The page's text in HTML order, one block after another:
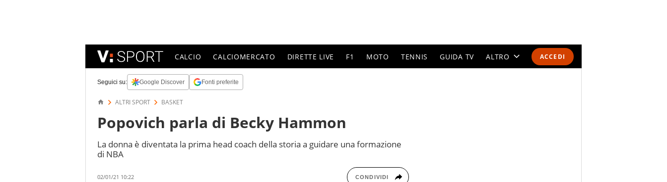
ACCEDI
CALCIO CALCIOMERCATO DIRETTE LIVE F1 MOTO TENNIS GUIDA TV ALTRO
Seguici su: Google Discover Fonti preferite
ALTRI SPORT BASKET
Popovich parla di Becky Hammon
La donna è diventata la prima head coach della storia a guidare una formazione
di NBA
02/01/21 10:22 CONDIVIDI